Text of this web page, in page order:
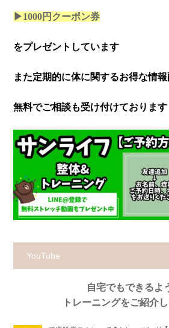
▶1000円クーポン券
をプレゼントしています
また定期的に体に関するお得な情報
無料でご相談も受け付けております
YouTube
自宅でもできるよ
トレーニングをご紹介